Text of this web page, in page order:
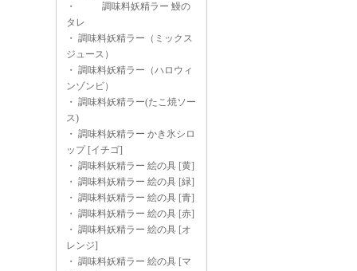
・
調味料妖精ラー 鰻の
タレ
・ 調味料妖精ラー（ミックス
ジュース）
・ 調味料妖精ラー（ハロウィ
ンゾンビ）
・ 調味料妖精ラー(たこ焼ソー
ス)
・ 調味料妖精ラー かき氷シロ
ップ [イチゴ]
・ 調味料妖精ラー 絵の具 [黄]
・ 調味料妖精ラー 絵の具 [緑]
・ 調味料妖精ラー 絵の具 [青]
・ 調味料妖精ラー 絵の具 [赤]
・ 調味料妖精ラー 絵の具 [オ
レンジ]
・ 調味料妖精ラー 絵の具 [マ